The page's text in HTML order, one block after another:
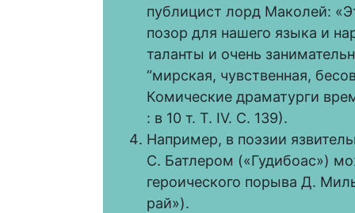
публицист лорд Маколей:
позор для нашего языка и
таланты и очень
“мирская, чувственная,
Комические драматурги
: в 10 т. Т. IV. С. 139).
Например, в поэзии
С. Батлером («Гудибоас»)
героического порыва Д.
рай»).